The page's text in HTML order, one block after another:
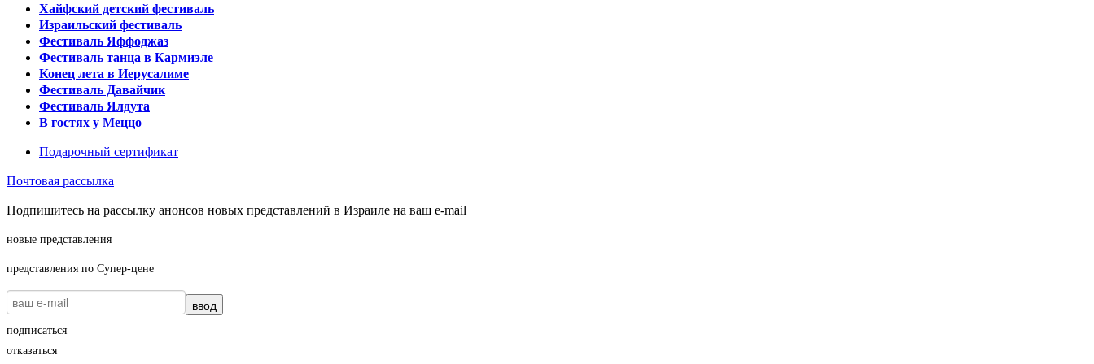
Хайфский детский фестиваль
Израильский фестиваль
Фестиваль Яффоджаз
Фестиваль танца в Кармиэле
Конец лета в Иерусалиме
Фестиваль Давайчик
Фестиваль Ялдута
В гостях у Меццо
Подарочный сертификат
Почтовая рассылка
Подпишитесь на рассылку анонсов новых представлений в Израиле на ваш e-mail
новые представления
представления по Супер-цене
ввод
подписаться
отказаться